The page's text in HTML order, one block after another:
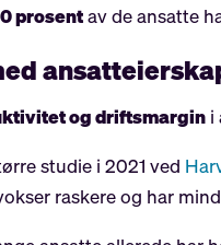
prosentav de ansatte
og driftsmargin i
studie i 2021 ved
raskere og har